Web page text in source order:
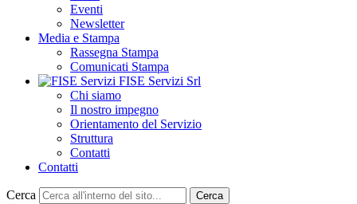
Eventi
Newsletter
Media e Stampa
Rassegna Stampa
Comunicati Stampa
FISE Servizi Srl
Chi siamo
Il nostro impegno
Orientamento del Servizio
Struttura
Contatti
Contatti
Cerca Cerca